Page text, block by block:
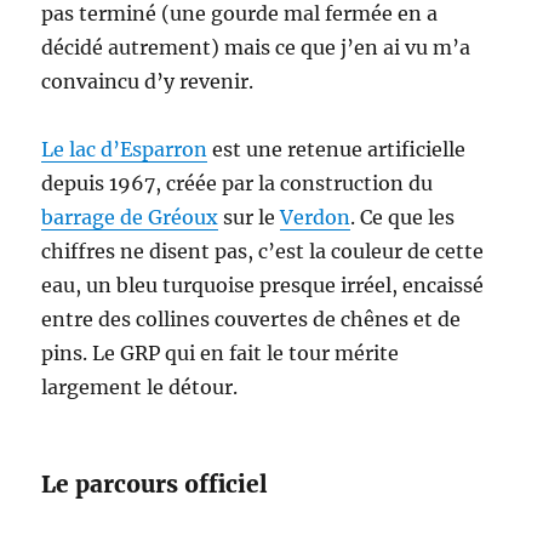
pas terminé (une gourde mal fermée en a
décidé autrement) mais ce que j’en ai vu m’a
convaincu d’y revenir.
Le lac d’Esparron est une retenue artificielle
depuis 1967, créée par la construction du
barrage de Gréoux sur leVerdon. Ce que les
chiffres ne disent pas, c’est la couleur de cette
eau, un bleu turquoise presque irréel, encaissé
entre des collines couvertes de chênes et de
pins. Le GRP qui en fait le tour mérite
largement le détour.
Le parcours officiel